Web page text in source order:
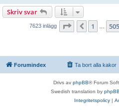
Skriv svar
7623 inlägg Sida 509 av 509
1 505
Forumindex Ta bort alla kakor
Drivs av phpBB® Forum
Swedish translation by
Integritetspolicy|